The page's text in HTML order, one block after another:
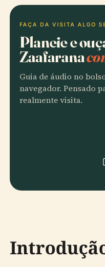
FAÇA DA VISITA ALGO
Planeie e
Zaafarana
Guia de áudio no
navegador. Pensado
realmente visita.